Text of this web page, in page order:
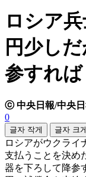
ロシア
円少し
参すれば
ⓒ 中央日報/中央
0
글자 작게 글자 크게
ロシアがウクライ
支払うことを決め
器を下ろして降参